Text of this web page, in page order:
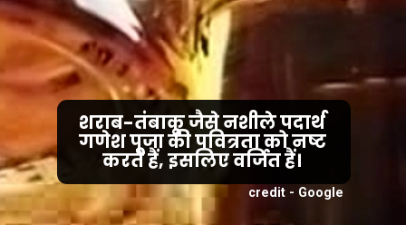
credit - Google
शराब-तंबाकू जैसे नशीले पदार्थ
गणेश पूजा की पवित्रता को नष्ट
करते हैं, इसलिए वर्जित हैं।